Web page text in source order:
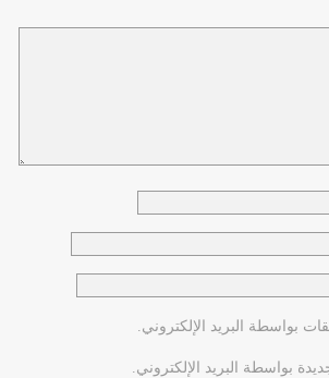
بواسطة البريد الإلكتروني.
بواسطة البريد الإلكتروني.